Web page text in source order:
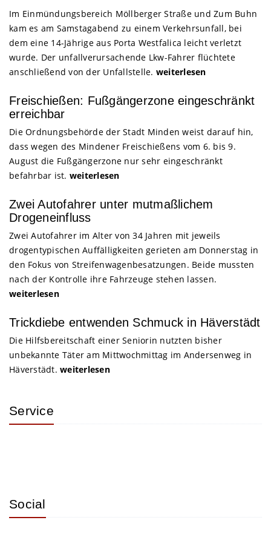
Im Einmündungsbereich Möllberger Straße und Zum Buhn
kam es am Samstagabend zu einem Verkehrsunfall, bei
dem eine 14-Jährige aus Porta Westfalica leicht verletzt
wurde. Der unfallverursachende Lkw-Fahrer flüchtete
anschließend von der Unfallstelle. weiterlesen
Freischießen: Fußgängerzone eingeschränkt
erreichbar
Die Ordnungsbehörde der Stadt Minden weist darauf hin,
dass wegen des Mindener Freischießens vom 6. bis 9.
August die Fußgängerzone nur sehr eingeschränkt
befahrbar ist. weiterlesen
Zwei Autofahrer unter mutmaßlichem
Drogeneinfluss
Zwei Autofahrer im Alter von 34 Jahren mit jeweils
drogentypischen Auffälligkeiten gerieten am Donnerstag in
den Fokus von Streifenwagenbesatzungen. Beide mussten
nach der Kontrolle ihre Fahrzeuge stehen lassen.
weiterlesen
Trickdiebe entwenden Schmuck in Häverstädt
Die Hilfsbereitschaft einer Seniorin nutzten bisher
unbekannte Täter am Mittwochmittag im Andersenweg in
Häverstädt. weiterlesen
Service
Social